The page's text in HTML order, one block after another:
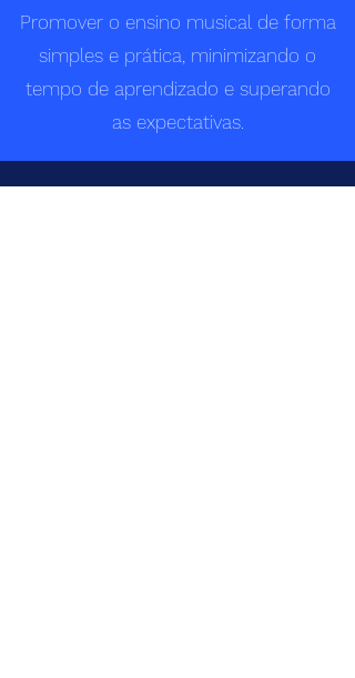
Promover o ensino musical de forma
simples e prática, minimizando o
tempo de aprendizado e superando
as expectativas.